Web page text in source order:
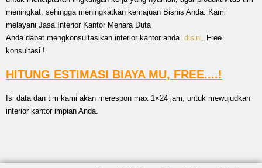
meningkat, sehingga meningkatkan kemajuan Bisnis Anda. Kami
melayani Jasa Interior Kantor Menara Duta
Anda dapat mengkonsultasikan interior kantor anda disini. Free
konsultasi !
HITUNG ESTIMASI BIAYA MU, FREE....!
Isi data dan tim kami akan merespon max 1×24 jam, untuk mewujudkan
interior kantor impian Anda.